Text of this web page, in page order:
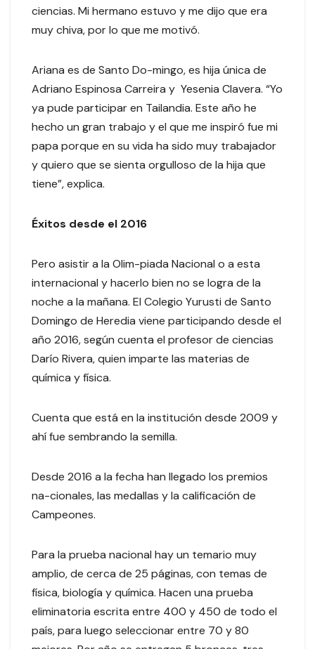
ciencias. Mi hermano estuvo y me dijo que era
muy chiva, por lo que me motivó.
Ariana es de Santo Do-mingo, es hija única de
Adriano Espinosa Carreira y Yesenia Clavera. “Yo
ya pude participar en Tailandia. Este año he
hecho un gran trabajo y el que me inspiró fue mi
papa porque en su vida ha sido muy trabajador
y quiero que se sienta orgulloso de la hija que
tiene”, explica.
Éxitos desde el 2016
Pero asistir a la Olim-piada Nacional o a esta
internacional y hacerlo bien no se logra de la
noche a la mañana. El Colegio Yurusti de Santo
Domingo de Heredia viene participando desde el
año 2016, según cuenta el profesor de ciencias
Darío Rivera, quien imparte las materias de
química y física.
Cuenta que está en la institución desde 2009 y
ahí fue sembrando la semilla.
Desde 2016 a la fecha han llegado los premios
na-cionales, las medallas y la calificación de
Campeones.
Para la prueba nacional hay un temario muy
amplio, de cerca de 25 páginas, con temas de
física, biología y química. Hacen una prueba
eliminatoria escrita entre 400 y 450 de todo el
país, para luego seleccionar entre 70 y 80